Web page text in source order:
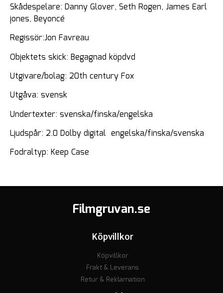
Skådespelare: Danny Glover, Seth Rogen, James Earl
jones, Beyoncé
Regissör:Jon Favreau
Objektets skick: Begagnad köpdvd
Utgivare/bolag: 20th century Fox
Utgåva: svensk
Undertexter: svenska/finska/engelska
Ljudspår: 2.0 Dolby digital engelska/finska/svenska
Fodraltyp: Keep Case
Filmgruvan.se
Köpvillkor
Köpvillkor
Frakt & Leverans
Retur & Reklamation